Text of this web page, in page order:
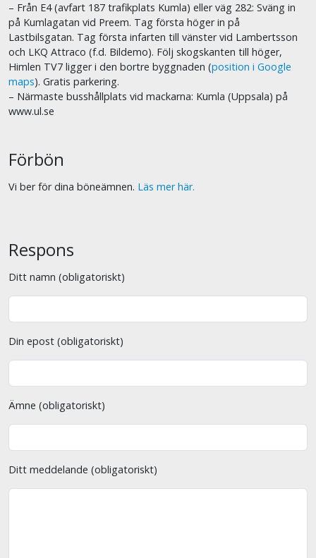
– Från E4 (avfart 187 trafikplats Kumla) eller väg 282: Sväng in
på Kumlagatan vid Preem. Tag första höger in på
Lastbilsgatan. Tag första infarten till vänster vid Lambertsson
och LKQ Attraco (f.d. Bildemo). Följ skogskanten till höger,
Himlen TV7 ligger i den bortre byggnaden (position i Google
maps). Gratis parkering.
– Närmaste busshållplats vid mackarna: Kumla (Uppsala) på
www.ul.se
Förbön
Vi ber för dina böneämnen. Läs mer här.
Respons
Ditt namn (obligatoriskt)
Din epost (obligatoriskt)
Ämne (obligatoriskt)
Ditt meddelande (obligatoriskt)